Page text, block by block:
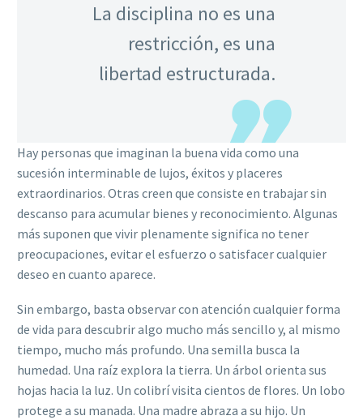
La disciplina no es una
restricción, es una
libertad estructurada.
Hay personas que imaginan la buena vida como una
sucesión interminable de lujos, éxitos y placeres
extraordinarios. Otras creen que consiste en trabajar sin
descanso para acumular bienes y reconocimiento. Algunas
más suponen que vivir plenamente significa no tener
preocupaciones, evitar el esfuerzo o satisfacer cualquier
deseo en cuanto aparece.
Sin embargo, basta observar con atención cualquier forma
de vida para descubrir algo mucho más sencillo y, al mismo
tiempo, mucho más profundo. Una semilla busca la
humedad. Una raíz explora la tierra. Un árbol orienta sus
hojas hacia la luz. Un colibrí visita cientos de flores. Un lobo
protege a su manada. Una madre abraza a su hijo. Un